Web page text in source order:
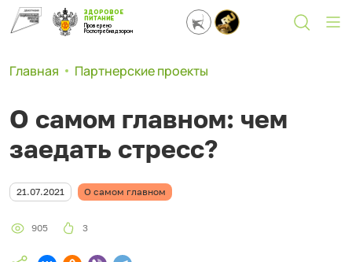
ЗДОРОВОЕ
ПИТАНИЕ
Проверено
Роспотребнадзором
Главная Партнерские проекты
О самом главном: чем
заедать стресс?
21.07.2021 О самом главном
905 3